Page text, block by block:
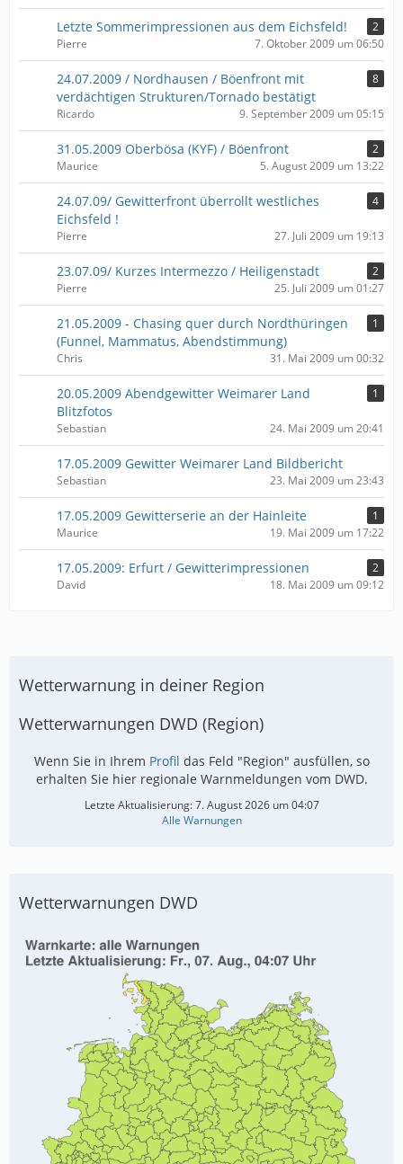
Letzte Sommerimpressionen aus dem Eichsfeld!
2
Pierre
7. Oktober 2009 um 06:50
24.07.2009 / Nordhausen / Böenfront mit
verdächtigen Strukturen/Tornado bestätigt
8
Ricardo 9. September 2009 um 05:15
31.05.2009 Oberbösa (KYF) / Böenfront
2
Maurice
5. August 2009 um 13:22
24.07.09/ Gewitterfront überrollt westliches
Eichsfeld !
4
Pierre 27. Juli 2009 um 19:13
23.07.09/ Kurzes Intermezzo / Heiligenstadt
2
Pierre
25. Juli 2009 um 01:27
21.05.2009 - Chasing quer durch Nordthüringen
(Funnel, Mammatus, Abendstimmung)
1
Chris 31. Mai 2009 um 00:32
20.05.2009 Abendgewitter Weimarer Land
Blitzfotos
1
Sebastian 24. Mai 2009 um 20:41
17.05.2009 Gewitter Weimarer Land Bildbericht
Sebastian 23. Mai 2009 um 23:43
17.05.2009 Gewitterserie an der Hainleite
1
Maurice
19. Mai 2009 um 17:22
17.05.2009: Erfurt / Gewitterimpressionen
2
David
18. Mai 2009 um 09:12
Wetterwarnung in deiner Region
Wetterwarnungen DWD (Region)
Wenn Sie in Ihrem Profil das Feld "Region" ausfüllen, so
erhalten Sie hier regionale Warnmeldungen vom DWD.
Letzte Aktualisierung:7. August 2026 um 04:07
Alle Warnungen
Wetterwarnungen DWD